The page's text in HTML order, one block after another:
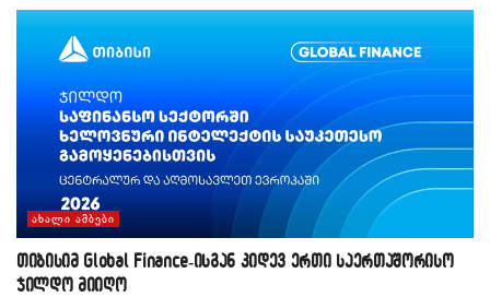
ᲐᲮᲐᲚᲘ ᲐᲛᲑᲔᲑᲘ
თიბისიმ Global Finance-ისგან კიდევ ერთი საერთაშორისო
ჯილდო მიიღო